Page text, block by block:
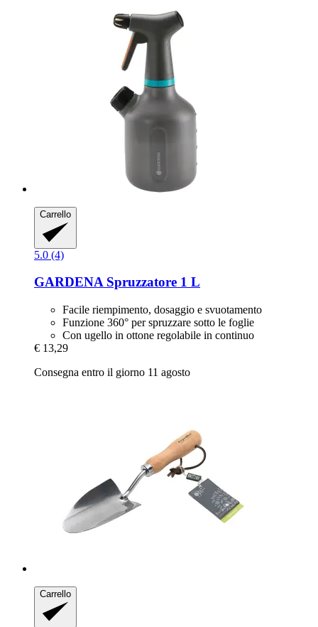
Carrello
5.0 (4)
GARDENASpruzzatore 1 L
Facile riempimento, dosaggio e svuotamento
Funzione 360° per spruzzare sotto le foglie
Con ugello in ottone regolabile in continuo
€ 13,29
Consegna entro il giorno 11 agosto
Carrello